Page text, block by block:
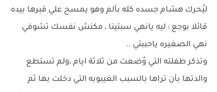
ليُحرك هشام جسده كله بألم وهو يمسح علي قبرها بيده
قائلا بوجع : ليه يانهي سبتينا ، مكنش نفسك تشوفي
نهي الصغيره ياحببتي ..
وتذكر طفلته التي وُضعت من ثلاثة ايام ،ولم تستطع
والدتها بأن تراها بالسبب الغيبوبه التي دخلت بها ثم